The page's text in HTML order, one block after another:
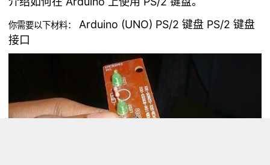
你需要以下材料：
Arduino (UNO) PS/2 键盘 PS/2 键盘
接口